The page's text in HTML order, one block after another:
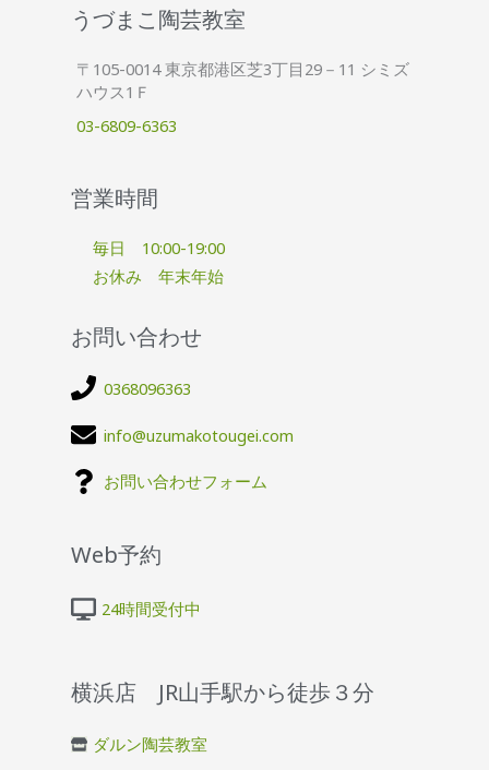
うづまこ陶芸教室
〒105-0014 東京都港区芝3丁目29－11 シミズ
ハウス1Ｆ
03-6809-6363
営業時間
毎日 10:00-19:00
お休み 年末年始
お問い合わせ
0368096363
info@uzumakotougei.com
お問い合わせフォーム
Web予約
24時間受付中
横浜店 JR山手駅から徒歩３分
ダルン陶芸教室